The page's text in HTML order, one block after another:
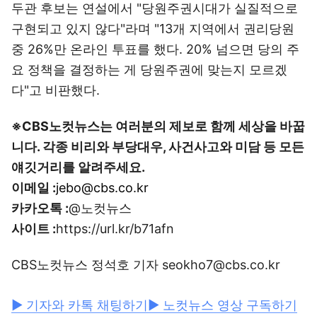
두관 후보는 연설에서 "당원주권시대가 실질적으로
구현되고 있지 않다"라며 "13개 지역에서 권리당원
중 26%만 온라인 투표를 했다. 20% 넘으면 당의 주
요 정책을 결정하는 게 당원주권에 맞는지 모르겠
다"고 비판했다.
※CBS노컷뉴스는 여러분의 제보로 함께 세상을 바꿉
니다. 각종 비리와 부당대우, 사건사고와 미담 등 모든
얘깃거리를 알려주세요.
이메일 :jebo@cbs.co.kr
카카오톡 :@노컷뉴스
사이트 :https://url.kr/b71afn
CBS노컷뉴스 정석호 기자 seokho7@cbs.co.kr
▶ 기자와 카톡 채팅하기 ▶ 노컷뉴스 영상 구독하기